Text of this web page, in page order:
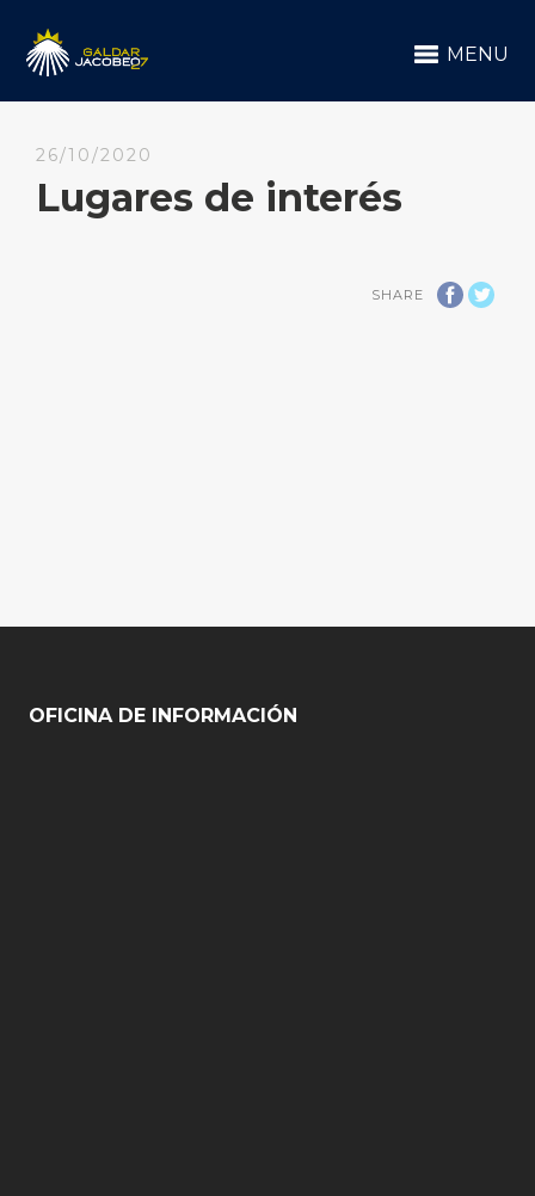
MENU
26/10/2020
Lugares de interés
SHARE
OFICINA DE INFORMACIÓN